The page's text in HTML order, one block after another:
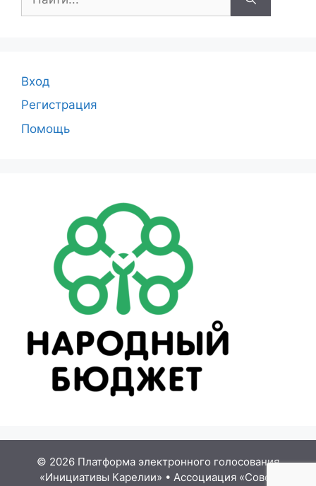
Вход
Регистрация
Помощь
© 2026 Платформа электронного голосования
«Инициативы Карелии» • Ассоциация «Совет